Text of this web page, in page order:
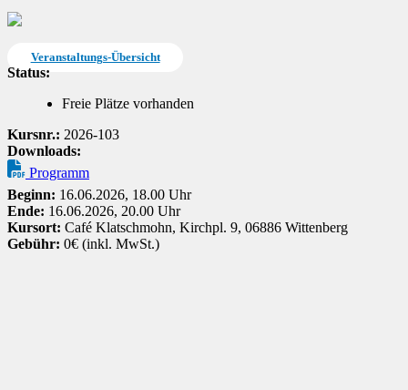
Veranstaltungs-Übersicht
Status:
Freie Plätze vorhanden
Kursnr.: 2026-103
Downloads:
Programm
Beginn: 16.06.2026, 18.00 Uhr
Ende: 16.06.2026, 20.00 Uhr
Kursort: Café Klatschmohn, Kirchpl. 9, 06886 Wittenberg
Gebühr: 0€ (inkl. MwSt.)